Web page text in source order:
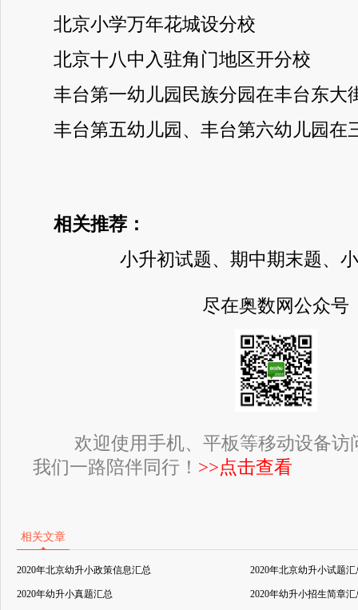
北京小学万年花城设分校
北京十八中入驻角门地区开分校
丰台第一幼儿园民族分园在丰台东大
丰台第五幼儿园、丰台第六幼儿园在
相关推荐：
小升初试题、期中期末题、
尽在奥数网公众号
欢迎使用手机、平板等移动设备访
我们一路陪伴同行！ >>点击查看
相关文章
2020年北京幼升小政策信息汇总 2020年北京幼升小试题汇
2020年幼升小真题汇总 2020年幼升小招生简章汇